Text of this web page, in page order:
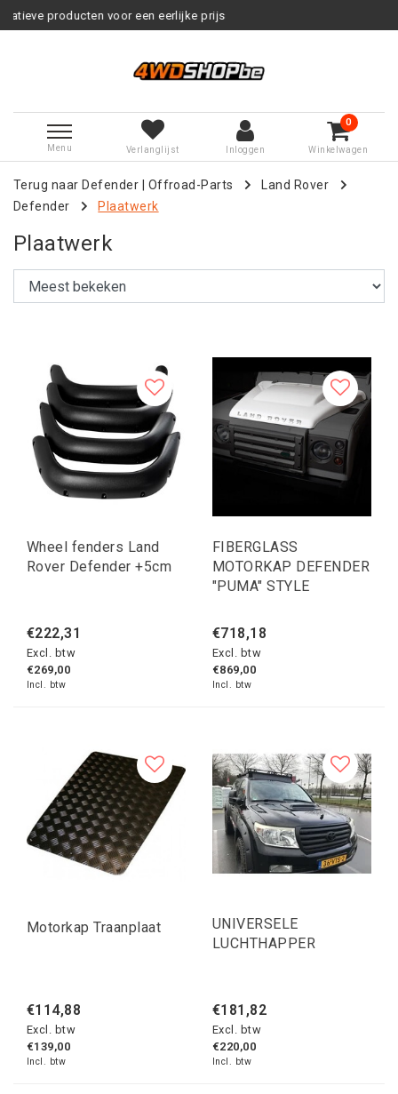
eerlijke prijs
Menu Verlanglijst Inloggen
0
Winkelwagen
Terug naar Defender Offroad-Parts
Land Rover
Defender
Plaatwerk
Plaatwerk
Wheel fenders Land
Rover Defender +5cm
€222,31
Excl. btw
€269,00
Incl. btw
FIBERGLASS
MOTORKAP DEFENDER
"PUMA" STYLE
€718,18
Excl. btw
€869,00
Incl. btw
Motorkap Traanplaat
€114,88
Excl. btw
€139,00
Incl. btw
UNIVERSELE
LUCHTHAPPER
€181,82
Excl. btw
€220,00
Incl. btw